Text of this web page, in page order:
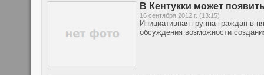
В Кентукки может
16 сентября 2012 г. (13:15)
Инициативная группа граждан в
обсуждения возможности